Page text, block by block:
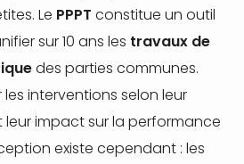
Le PPPT constitue un outil
sur 10 ans les travaux de
des parties communes.
les interventions selon leur
impact sur la performance
existe cependant : les